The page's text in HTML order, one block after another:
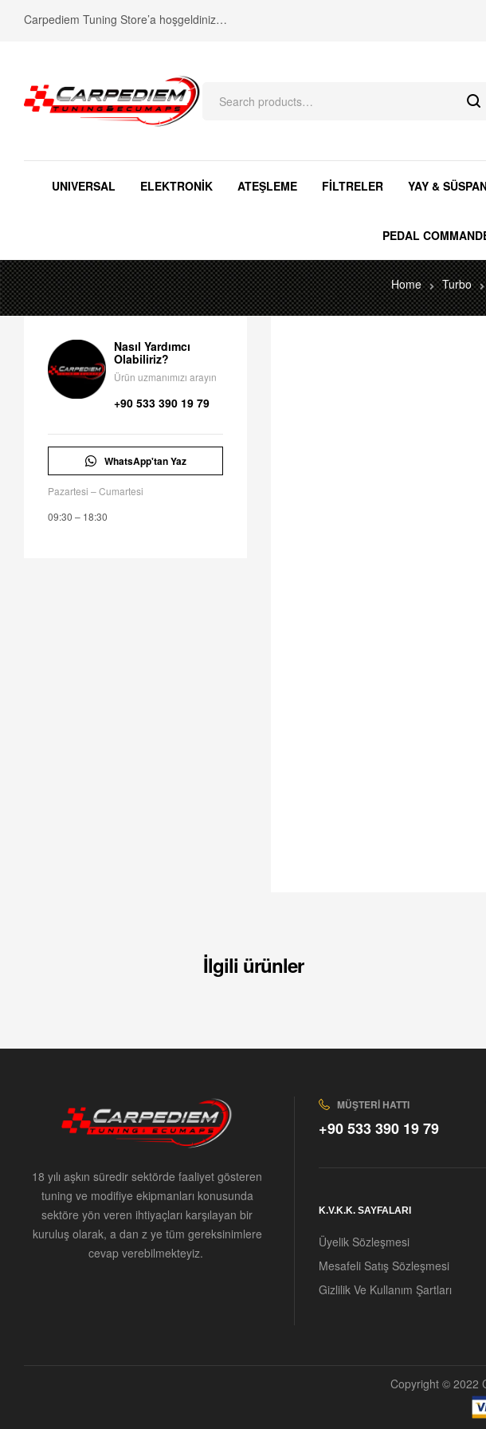
Carpediem Tuning Store’a hoşgeldiniz…
UNIVERSAL ELEKTRONİK ATEŞLEME FİLTRELER YAY &
PEDAL
Home Turbo
Nasıl Yardımcı
Olabiliriz?
Ürün uzmanımızı arayın
+90 533 390 19 79
WhatsApp'tan Yaz
Pazartesi – Cumartesi
09:30 – 18:30
İlgili ürünler
18 yılı aşkın süredir sektörde faaliyet gösteren
tuning ve modifiye ekipmanları konusunda
sektöre yön veren ihtiyaçları karşılayan bir
kuruluş olarak, a dan z ye tüm gereksinimlere
cevap verebilmekteyiz.
MÜŞTERI HATTI
+90 533 390 19 79
K.V.K.K. SAYFALARI
Üyelik Sözleşmesi
Mesafeli Satış Sözleşmesi
Gizlilik Ve Kullanım Şartları
Copyright © 2022